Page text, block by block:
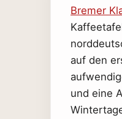
Bremer
auf den
und eine